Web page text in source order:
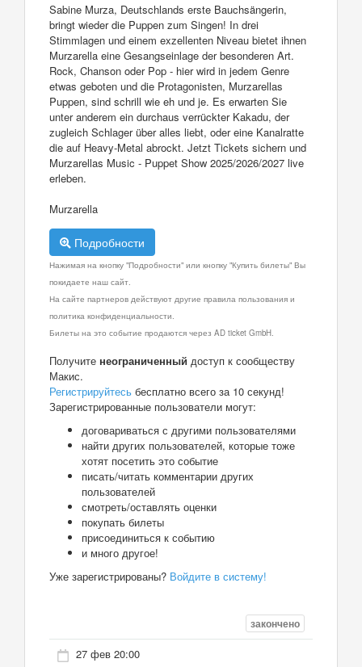
Sabine Murza, Deutschlands erste Bauchsängerin,
bringt wieder die Puppen zum Singen! In drei
Stimmlagen und einem exzellenten Niveau bietet ihnen
Murzarella eine Gesangseinlage der besonderen Art.
Rock, Chanson oder Pop - hier wird in jedem Genre
etwas geboten und die Protagonisten, Murzarellas
Puppen, sind schrill wie eh und je. Es erwarten Sie
unter anderem ein durchaus verrückter Kakadu, der
zugleich Schlager über alles liebt, oder eine Kanalratte
die auf Heavy-Metal abrockt. Jetzt Tickets sichern und
Murzarellas Music - Puppet Show 2025/2026/2027 live
erleben.
Murzarella
Подробности
Нажимая на кнопку "Подробности" или кнопку "Купить билеты" Вы
покидаете наш сайт.
На сайте партнеров действуют другие правила пользования и
политика конфиденциальности.
Билеты на это событие продаются через AD ticket GmbH.
Получите неограниченный доступ к сообществу
Макис.
Регистрируйтесь бесплатно всего за 10 секунд!
Зарегистрированные пользователи могут:
договариваться с другими пользователями
найти других пользователей, которые тоже
хотят посетить это событие
писать/читать комментарии других
пользователей
смотреть/оставлять оценки
покупать билеты
присоединиться к событию
и много другое!
Уже зарегистрированы? Войдите в систему!
закончено
27 фев 20:00